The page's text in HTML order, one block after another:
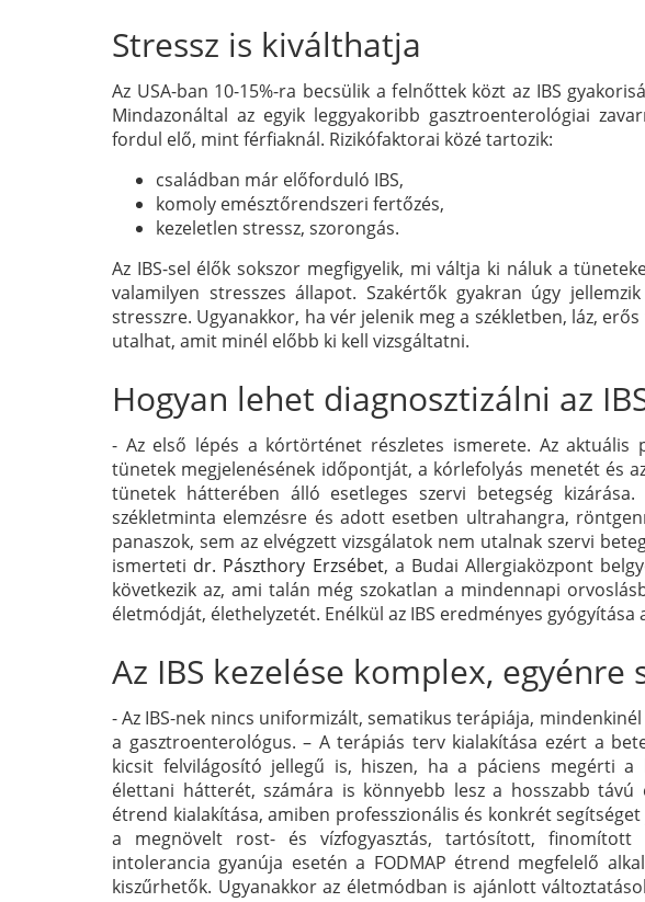
Stressz is kiválthatja
Az USA-ban 10-15%-ra becsülik a felnőttek közt az IBS
Mindazonáltal az egyik leggyakoribb gasztroenterológiai
fordul elő, mint férfiaknál. Rizikófaktorai közé tartozik:
családban már előforduló IBS,
komoly emésztőrendszeri fertőzés,
kezeletlen stressz, szorongás.
Az IBS-sel élők sokszor megfigyelik, mi váltja ki náluk a
valamilyen stresszes állapot. Szakértők gyakran úgy
stresszre. Ugyanakkor, ha vér jelenik meg a székletben, láz,
utalhat, amit minél előbb ki kell vizsgáltatni.
Hogyan lehet diagnosztizálni az
- Az első lépés a kórtörténet részletes ismerete. Az
tünetek megjelenésének időpontját, a kórlefolyás menetét és
tünetek hátterében álló esetleges szervi betegség
székletminta elemzésre és adott esetben ultrahangra,
panaszok, sem az elvégzett vizsgálatok nem utalnak szervi
ismerteti dr. Pászthory Erzsébet, a Budai Allergiaközpont
következik az, ami talán még szokatlan a mindennapi
életmódját, élethelyzetét. Enélkül az IBS eredményes gyógyítása
Az IBS kezelése komplex,
- Az IBS-nek nincs uniformizált, sematikus terápiája,
a gasztroenterológus. – A terápiás terv kialakítása ezért a
kicsit felvilágosító jellegű is, hiszen, ha a páciens megérti a
élettani hátterét, számára is könnyebb lesz a hosszabb
étrend kialakítása, amiben professzionális és konkrét
a megnövelt rost- és vízfogyasztás, tartósított, finomított
intolerancia gyanúja esetén a FODMAP étrend megfelelő
kiszűrhetők. Ugyanakkor az életmódban is ajánlott